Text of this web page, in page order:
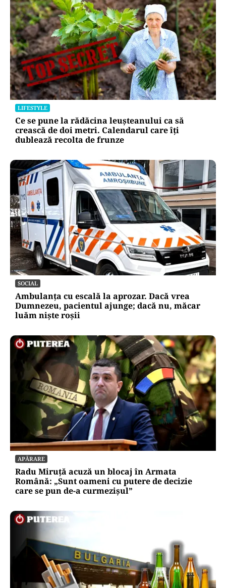
LIFESTYLE
Ce se pune la rădăcina leușteanului ca să
crească de doi metri. Calendarul care îți
dublează recolta de frunze
SOCIAL
Ambulanța cu escală la aprozar. Dacă vrea
Dumnezeu, pacientul ajunge; dacă nu, măcar
luăm niște roșii
APĂRARE
Radu Miruță acuză un blocaj în Armata
Română: „Sunt oameni cu putere de decizie
care se pun de-a curmezișul”